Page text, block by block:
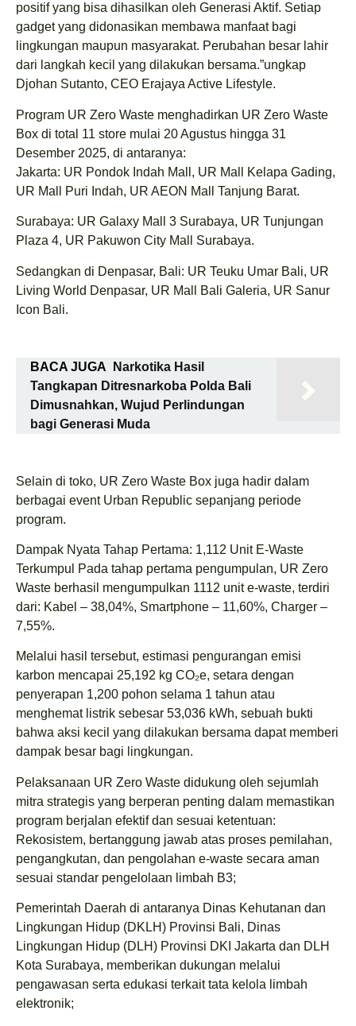
positif yang bisa dihasilkan oleh Generasi Aktif. Setiap
gadget yang didonasikan membawa manfaat bagi
lingkungan maupun masyarakat. Perubahan besar lahir
dari langkah kecil yang dilakukan bersama.”ungkap
Djohan Sutanto, CEO Erajaya Active Lifestyle.
Program UR Zero Waste menghadirkan UR Zero Waste
Box di total 11 store mulai 20 Agustus hingga 31
Desember 2025, di antaranya:
Jakarta: UR Pondok Indah Mall, UR Mall Kelapa Gading,
UR Mall Puri Indah, UR AEON Mall Tanjung Barat.
Surabaya: UR Galaxy Mall 3 Surabaya, UR Tunjungan
Plaza 4, UR Pakuwon City Mall Surabaya.
Sedangkan di Denpasar, Bali: UR Teuku Umar Bali, UR
Living World Denpasar, UR Mall Bali Galeria, UR Sanur
Icon Bali.
BACA JUGA
Narkotika Hasil
Tangkapan Ditresnarkoba Polda Bali
Dimusnahkan, Wujud Perlindungan
bagi Generasi Muda
Selain di toko, UR Zero Waste Box juga hadir dalam
berbagai event Urban Republic sepanjang periode
program.
Dampak Nyata Tahap Pertama: 1,112 Unit E-Waste
Terkumpul Pada tahap pertama pengumpulan, UR Zero
Waste berhasil mengumpulkan 1112 unit e-waste, terdiri
dari: Kabel – 38,04%, Smartphone – 11,60%, Charger –
7,55%.
Melalui hasil tersebut, estimasi pengurangan emisi
karbon mencapai 25,192 kg CO₂e, setara dengan
penyerapan 1,200 pohon selama 1 tahun atau
menghemat listrik sebesar 53,036 kWh, sebuah bukti
bahwa aksi kecil yang dilakukan bersama dapat memberi
dampak besar bagi lingkungan.
Pelaksanaan UR Zero Waste didukung oleh sejumlah
mitra strategis yang berperan penting dalam memastikan
program berjalan efektif dan sesuai ketentuan:
Rekosistem, bertanggung jawab atas proses pemilahan,
pengangkutan, dan pengolahan e-waste secara aman
sesuai standar pengelolaan limbah B3;
Pemerintah Daerah di antaranya Dinas Kehutanan dan
Lingkungan Hidup (DKLH) Provinsi Bali, Dinas
Lingkungan Hidup (DLH) Provinsi DKI Jakarta dan DLH
Kota Surabaya, memberikan dukungan melalui
pengawasan serta edukasi terkait tata kelola limbah
elektronik;